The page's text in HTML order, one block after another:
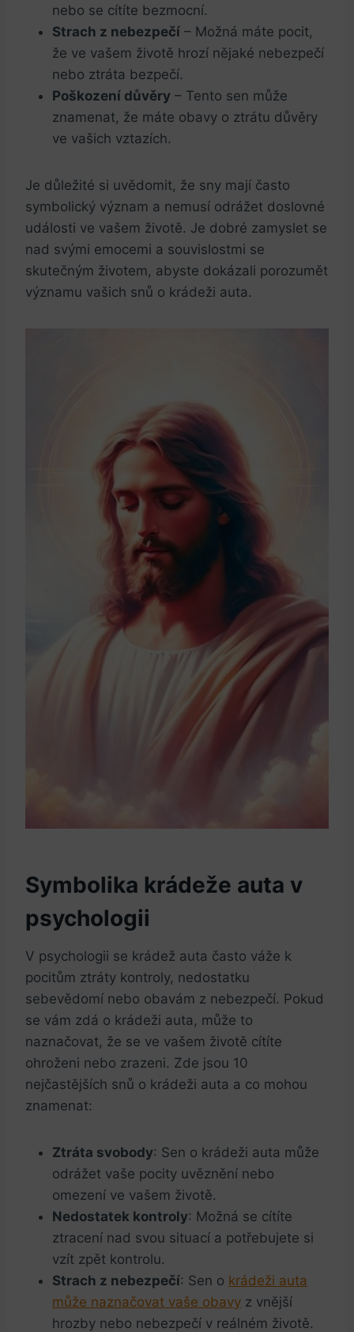
nebo se cítíte bezmocní.
Strach z nebezpečí – Možná máte pocit,
že ve‍ vašem životě hrozí nějaké nebezpečí
nebo ztráta bezpečí.
Poškození důvěry – Tento sen může
znamenat, ‌že máte obavy o​ ztrátu důvěry
ve vašich vztazích.
Je důležité si uvědomit, že sny mají⁤ často
symbolický význam a nemusí odrážet doslovné
události ve vašem životě. Je dobré zamyslet ​se
nad svými emocemi a souvislostmi se
skutečným životem,‌ abyste dokázali porozumět
významu vašich snů‌ o krádeži auta.
Symbolika​ krádeže auta v
psychologii
V psychologii se​ krádež auta často váže k
pocitům ztráty kontroly, nedostatku
sebevědomí nebo obavám z nebezpečí. Pokud
se vám zdá o krádeži auta, může to⁤
naznačovat,​ že se ve vašem životě cítíte
ohroženi ⁤nebo zrazeni. Zde jsou 10
nejčastějších snů​ o krádeži auta a co mohou⁢
znamenat:
Ztráta svobody: Sen o krádeži auta⁣ může
odrážet vaše pocity uvěznění nebo
omezení ve vašem životě.
Nedostatek‌ kontroly: Možná se cítíte
ztracení nad svou situací a potřebujete si
vzít zpět kontrolu.
Strach z nebezpečí: Sen o krádeži auta
může naznačovat vaše obavy z vnější
hrozby nebo nebezpečí v reálném životě.